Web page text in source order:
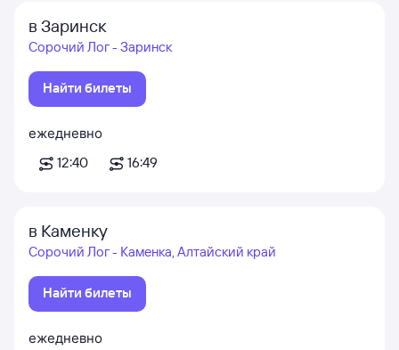
в Заринск
Сорочий Лог - Заринск
Найти билеты
ежедневно
12:40
16:49
в Каменку
Сорочий Лог - Каменка, Алтайский край
Найти билеты
ежедневно